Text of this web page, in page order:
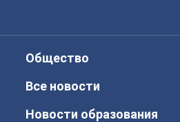
Общество
Все новости
Новости образования